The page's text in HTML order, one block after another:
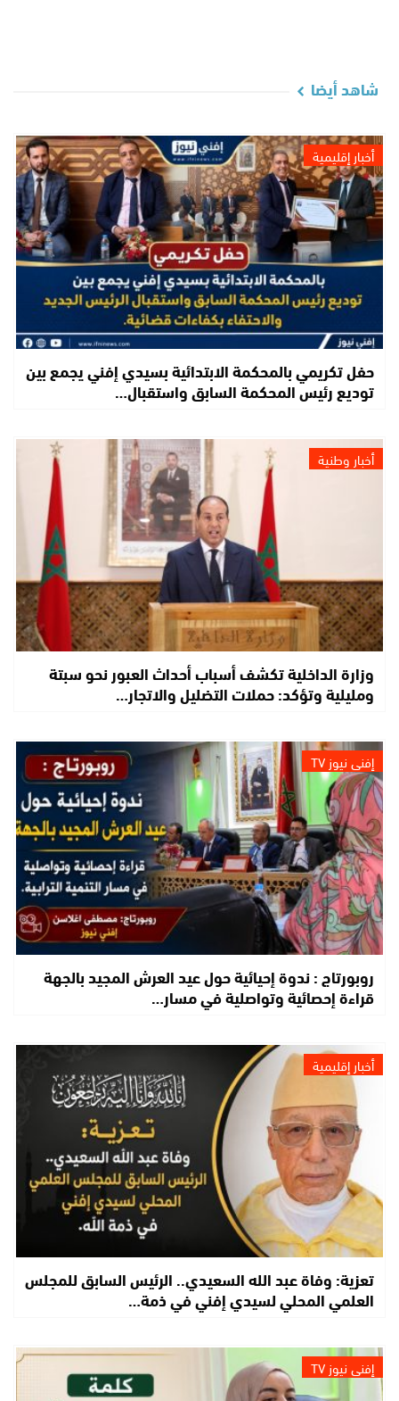
شاهد أيضا
أخبار إقليمية
حفل تكريمي بالمحكمة الابتدائية بسيدي إفني يجمع بين
توديع رئيس المحكمة السابق واستقبال…
أخبار وطنية
وزارة الداخلية تكشف أسباب أحداث العبور نحو سبتة
ومليلية وتؤكد: حملات التضليل والاتجار…
إفني نيوز TV
روبورتاج : ندوة إحيائية حول عيد العرش المجيد بالجهة
قراءة إحصائية وتواصلية في مسار…
أخبار إقليمية
تعزية: وفاة عبد الله السعيدي.. الرئيس السابق للمجلس
العلمي المحلي لسيدي إفني في ذمة…
إفني نيوز TV